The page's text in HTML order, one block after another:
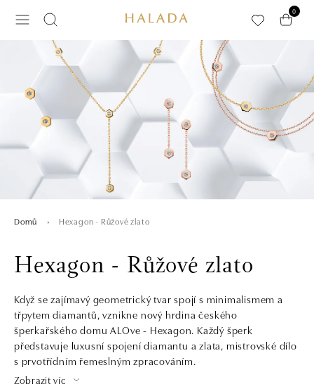
0
Domů Hexagon - Růžové zlato
Hexagon - Růžové zlato
Když se zajímavý geometrický tvar spojí s minimalismem a
třpytem diamantů, vznikne nový hrdina českého
šperkařského domu ALOve - Hexagon. Každý šperk
představuje luxusní spojení diamantu a zlata, mistrovské dílo
s prvotřídním řemeslným zpracováním.
Zobrazit víc